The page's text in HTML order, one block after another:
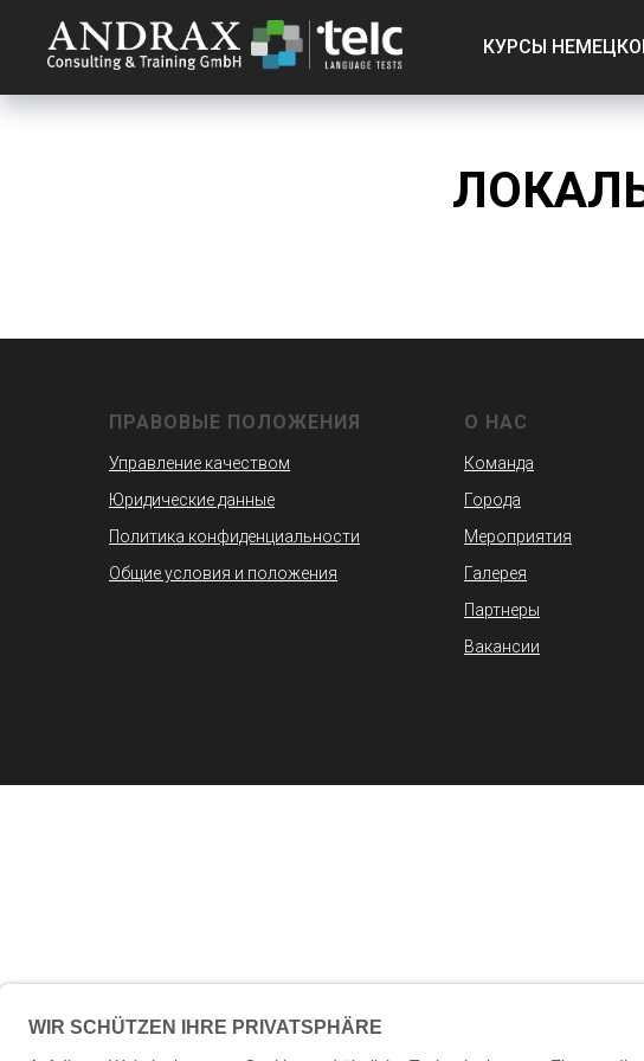
КУРСЫ
ПРАВОВЫЕ ПОЛОЖЕНИЯ
Управление качеством
Юридические данные
Политика конфиденциальности
Общие условия и положения
О НАС
Команда
Города
Мероприятия
Галерея
Партнеры
Вакансии